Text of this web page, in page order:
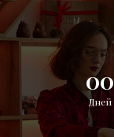
00
Дней